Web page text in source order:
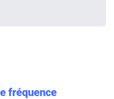
fréquence